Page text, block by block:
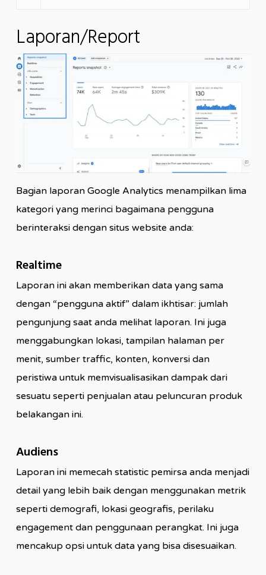
Laporan/Report
Bagian laporan Google Analytics menampilkan lima
kategori yang merinci bagaimana pengguna
berinteraksi dengan situs website anda:
Realtime
Laporan ini akan memberikan data yang sama
dengan “pengguna aktif” dalam ikhtisar: jumlah
pengunjung saat anda melihat laporan. Ini juga
menggabungkan lokasi, tampilan halaman per
menit, sumber traffic, konten, konversi dan
peristiwa untuk memvisualisasikan dampak dari
sesuatu seperti penjualan atau peluncuran produk
belakangan ini.
Audiens
Laporan ini memecah statistic pemirsa anda menjadi
detail yang lebih baik dengan menggunakan metrik
seperti demografi, lokasi geografis, perilaku
engagement dan penggunaan perangkat. Ini juga
mencakup opsi untuk data yang bisa disesuaikan.